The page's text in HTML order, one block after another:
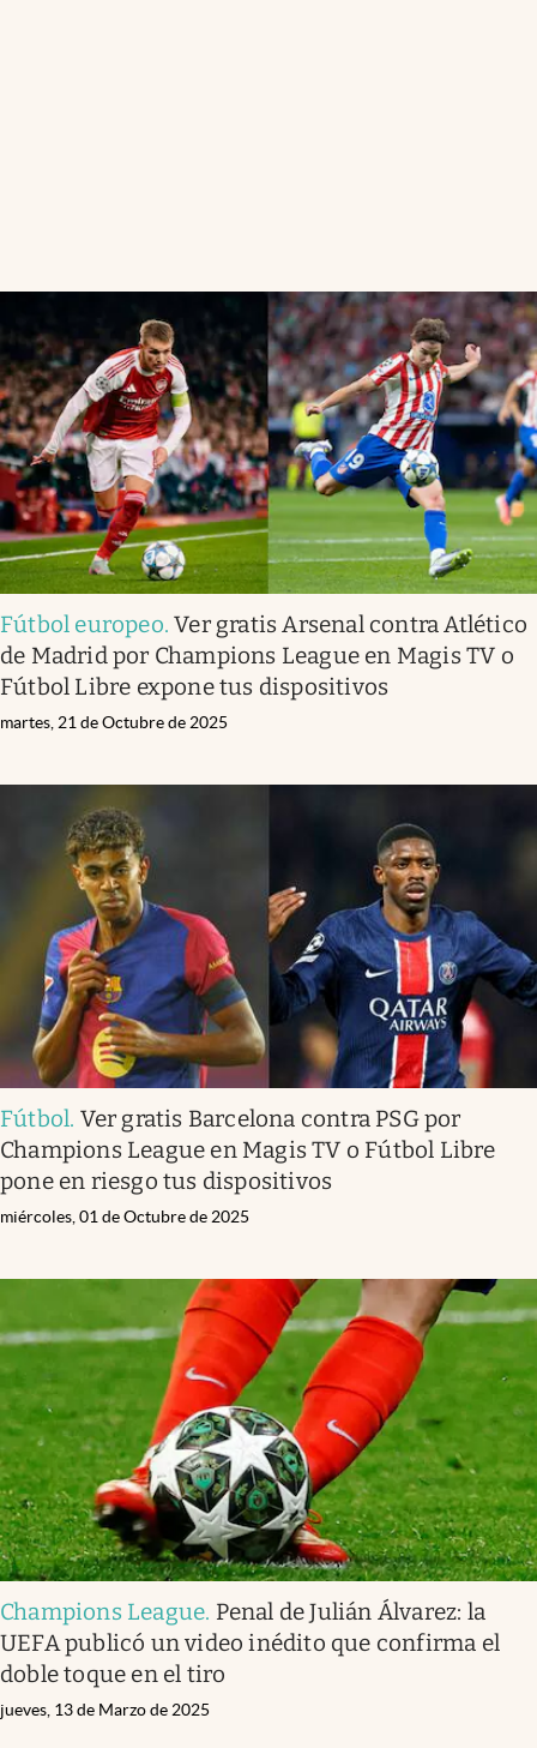
Fútbol europeo.Ver gratis Arsenal contra Atlético
de Madrid por Champions League en Magis TV o
Fútbol Libre expone tus dispositivos
martes, 21 de Octubre de 2025
Fútbol. Ver gratis Barcelona contra PSG por
Champions League en Magis TV o Fútbol Libre
pone en riesgo tus dispositivos
miércoles, 01 de Octubre de 2025
Champions League. Penal de Julián Álvarez: la
UEFA publicó un video inédito que confirma el
doble toque en el tiro
jueves, 13 de Marzo de 2025